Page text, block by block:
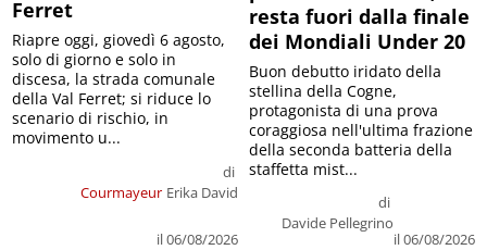
Ferret
Courmayeur
di
Erika David
il 06/08/2026
Riapre oggi, giovedì 6 agosto,
solo di giorno e solo in
discesa, la strada comunale
della Val Ferret; si riduce lo
scenario di rischio, in
movimento u...
resta fuori dalla finale
dei Mondiali Under 20
di
Davide Pellegrino
il 06/08/2026
Buon debutto iridato della
stellina della Cogne,
protagonista di una prova
coraggiosa nell'ultima frazione
della seconda batteria della
staffetta mist...